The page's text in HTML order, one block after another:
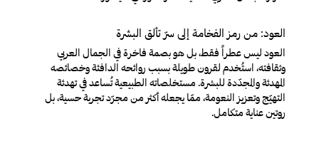
العود: من رمز الفخامة إلى سرّ تألق البشرة
العود ليس عطراً فقط، بل هو بصمة فاخرة في الجمال العربي
وثقافته، استُخدم لقرون طويلة بسبب روائحه الدافئة وخصائصه
المهدئة والمجدّدة للبشرة. مستخلصاته الطبيعية تُساعد في تهدئة
التهيّج وتعزيز النعومة، ممّا يجعله أكثر من مجرّد تجربة حسية، بل
روتين عناية متكامل.